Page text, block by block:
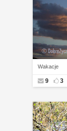
Wakacje
9 3